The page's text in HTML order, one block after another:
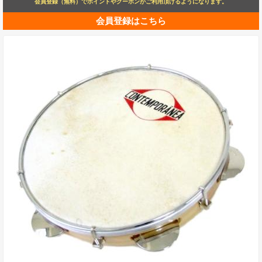
会員登録（無料）でポイントやクーポンがご利用頂けるようになります。
会員登録はこちら